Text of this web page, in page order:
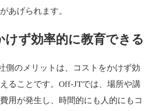
あげられます。
けず効率的に教育できる
側のメリットは、コストをかけず効
ることです。Off-JTでは、場所や講
用が発生し、時間的にも人的にもコ